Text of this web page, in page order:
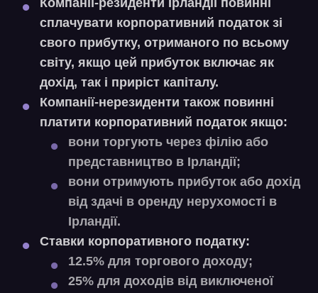
Компанії-резиденти Ірландії повинні
сплачувати корпоративний податок зі
свого прибутку, отриманого по всьому
світу, якщо цей прибуток включає як
дохід, так і приріст капіталу.
Компанії-нерезиденти також повинні
платити корпоративний податок якщо:
вони торгують через філію або
представництво в Ірландії;
вони отримують прибуток або дохід
від здачі в оренду нерухомості в
Ірландії.
Ставки корпоративного податку:
12.5% для торгового доходу;
25% для доходів від виключеної